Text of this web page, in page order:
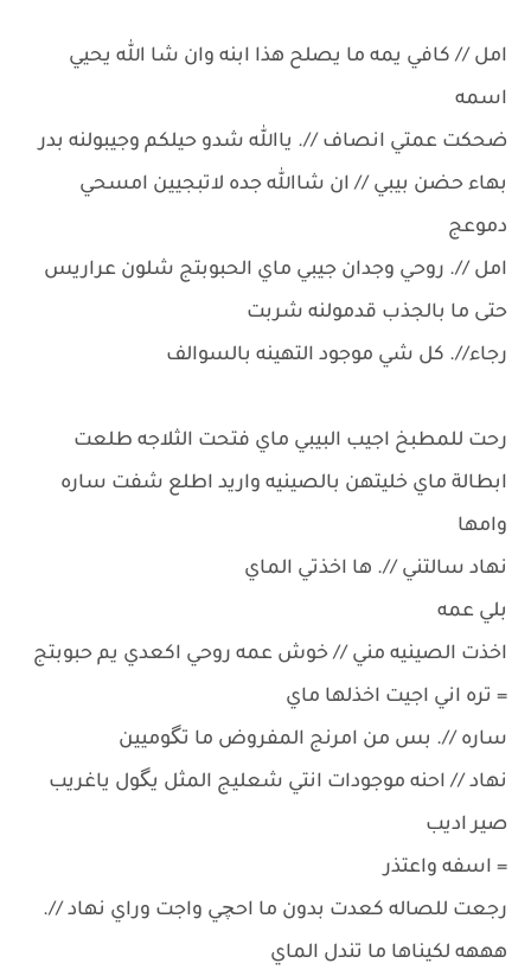
امل // كافي يمه ما يصلح هذا ابنه وان شا الله يحيي
اسمه
ضحكت عمتي انصاف //. ياالله شدو حيلكم وجيبولنه بدر
بهاء حضن بيبي // ان شاالله جده لاتبجيين امسحي
دموعج
امل //. روحي وجدان جيبي ماي الحبوبتج شلون عراريس
حتى ما بالجذب قدمولنه شربت
رجاء//. كل شي موجود التهينه بالسوالف
رحت للمطبخ اجيب البيبي ماي فتحت الثلاجه طلعت
ابطالة ماي خليتهن بالصينيه واريد اطلع شفت ساره
وامها
نهاد سالتني //. ها اخذتي الماي
بلي عمه
اخذت الصينيه مني // خوش عمه روحي اكعدي يم حبوبتج
= تره اني اجيت اخذلها ماي
ساره //. بس من امرنج المفروض ما تگوميين
نهاد // احنه موجودات انتي شعليج المثل يگول ياغريب
صير اديب
= اسفه واعتذر
رجعت للصاله كعدت بدون ما احچي واجت وراي نهاد //.
هههه لكيناها ما تندل الماي